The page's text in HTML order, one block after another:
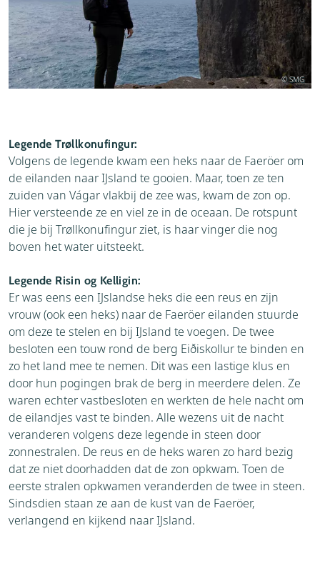
© SMG
Legende Trøllkonufingur:
Volgens de legende kwam een heks naar de Faeröer om
de eilanden naar IJsland te gooien. Maar, toen ze ten
zuiden van Vágar vlakbij de zee was, kwam de zon op.
Hier versteende ze en viel ze in de oceaan. De rotspunt
die je bij Trøllkonufingur ziet, is haar vinger die nog
boven het water uitsteekt.
Legende Risin og Kelligin:
Er was eens een IJslandse heks die een reus en zijn
vrouw (ook een heks) naar de Faeröer eilanden stuurde
om deze te stelen en bij IJsland te voegen. De twee
besloten een touw rond de berg Eiðiskollur te binden en
zo het land mee te nemen. Dit was een lastige klus en
door hun pogingen brak de berg in meerdere delen. Ze
waren echter vastbesloten en werkten de hele nacht om
de eilandjes vast te binden. Alle wezens uit de nacht
veranderen volgens deze legende in steen door
zonnestralen. De reus en de heks waren zo hard bezig
dat ze niet doorhadden dat de zon opkwam. Toen de
eerste stralen opkwamen veranderden de twee in steen.
Sindsdien staan ze aan de kust van de Faeröer,
verlangend en kijkend naar IJsland.